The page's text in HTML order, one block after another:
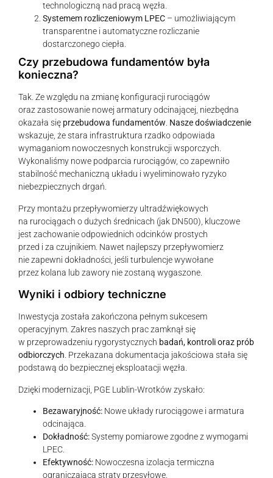
technologiczną nad pracą węzła.
Systemem rozliczeniowym LPEC – umożliwiającym
transparentne i automatyczne rozliczanie
dostarczonego ciepła.
Czy przebudowa fundamentów była
konieczna?
Tak. Ze względu na zmianę konfiguracji rurociągów
oraz zastosowanie nowej armatury odcinającej, niezbędna
okazała się przebudowa fundamentów. Nasze doświadczenie
wskazuje, że stara infrastruktura rzadko odpowiada
wymaganiom nowoczesnych konstrukcji wsporczych.
Wykonaliśmy nowe podparcia rurociągów, co zapewniło
stabilność mechaniczną układu i wyeliminowało ryzyko
niebezpiecznych drgań.
Przy montażu przepływomierzy ultradźwiękowych
na rurociągach o dużych średnicach (jak DN500), kluczowe
jest zachowanie odpowiednich odcinków prostych
przed i za czujnikiem. Nawet najlepszy przepływomierz
nie zapewni dokładności, jeśli turbulencje wywołane
przez kolana lub zawory nie zostaną wygaszone.
Wyniki i odbiory techniczne
Inwestycja została zakończona pełnym sukcesem
operacyjnym. Zakres naszych prac zamknął się
w przeprowadzeniu rygorystycznych badań, kontroli oraz prób
odbiorczych . Przekazana dokumentacja jakościowa stała się
podstawą do bezpiecznej eksploatacji węzła.
Dzięki modernizacji, PGE Lublin-Wrotków zyskało:
Bezawaryjność: Nowe układy rurociągowe i armatura
odcinająca.
Dokładność:Systemy pomiarowe zgodne z wymogami
LPEC.
Efektywność: Nowoczesna izolacja termiczna
ograniczająca straty przesyłowe.